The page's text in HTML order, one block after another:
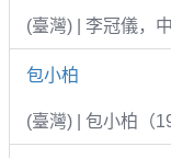
(臺灣) | 李冠儀，
包小柏
(臺灣) | 包小柏（